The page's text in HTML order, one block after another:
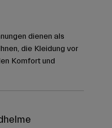
dienen als
die Kleidung vor
Komfort und